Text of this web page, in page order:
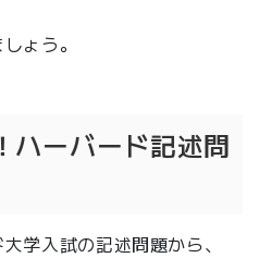
ょう。
ハーバード記述問
学入試の記述問題から、